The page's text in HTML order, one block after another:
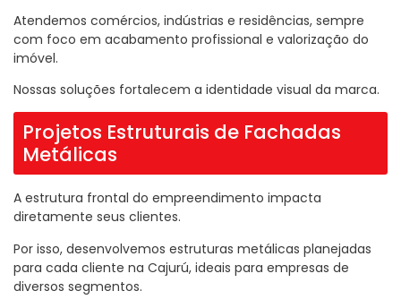
Atendemos comércios, indústrias e residências, sempre
com foco em acabamento profissional e valorização do
imóvel.
Nossas soluções fortalecem a identidade visual da marca.
Projetos Estruturais de Fachadas
Metálicas
A estrutura frontal do empreendimento impacta
diretamente seus clientes.
Por isso, desenvolvemos estruturas metálicas planejadas
para cada cliente na Cajurú, ideais para empresas de
diversos segmentos.